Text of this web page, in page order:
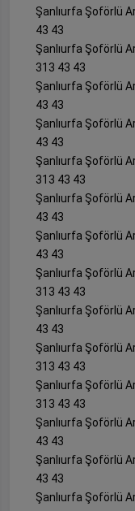
Şanlıurfa Şoförlü
43 43
Şanlıurfa Şoförlü
313 43 43
Şanlıurfa Şoförlü
43 43
Şanlıurfa Şoförlü
43 43
Şanlıurfa Şoförlü
313 43 43
Şanlıurfa Şoförlü
43 43
Şanlıurfa Şoförlü
43 43
Şanlıurfa Şoförlü
313 43 43
Şanlıurfa Şoförlü
43 43
Şanlıurfa Şoförlü
313 43 43
Şanlıurfa Şoförlü
313 43 43
Şanlıurfa Şoförlü
43 43
Şanlıurfa Şoförlü
43 43
Şanlıurfa Şoförlü